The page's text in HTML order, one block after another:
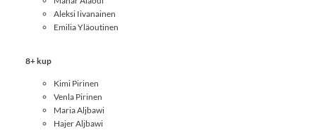
Aleksi Iivanainen
Emilia Yläoutinen
8+ kup
Kimi Pirinen
Venla Pirinen
Maria Aljbawi
Hajer Aljbawi